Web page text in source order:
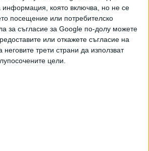
информация, която включва, но не се
посещение или потребителско
за съгласие за Google по-долу можете
или откажете съгласие на
неговите трети страни да използват
цели.
заети, но нисък прием - 4%, се
както и при транспорта -
са заети 12%, докато приемът е
ресторантьорството пък имаме